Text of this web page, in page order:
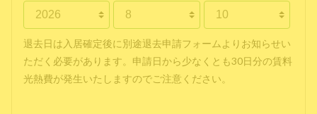
退去日は入居確定後に別途退去申請フォームよりお知らせい
ただく必要があります。申請日から少なくとも30日分の賃料
光熱費が発生いたしますのでご注意ください。